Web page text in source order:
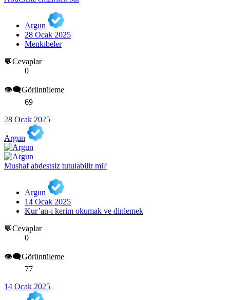
Argun
28 Ocak 2025
Menkıbeler
💬Cevaplar
0
👁️‍🗨️Görüntüleme
69
28 Ocak 2025
Argun
Mushaf abdestsiz tutulabilir mi?
Argun
14 Ocak 2025
Kur’an-ı kerim okumak ve dinlemek
💬Cevaplar
0
👁️‍🗨️Görüntüleme
77
14 Ocak 2025